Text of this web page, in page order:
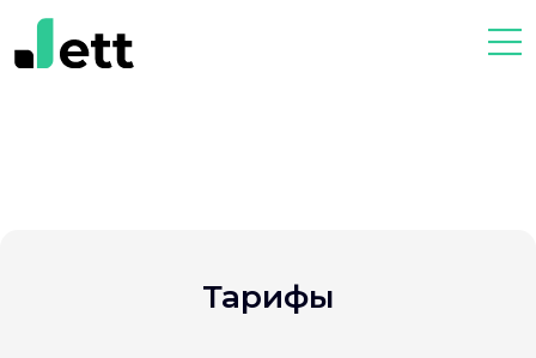
Тарифы